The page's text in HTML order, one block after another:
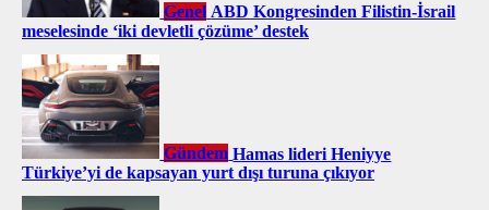
Genel ABD Kongresinden Filistin-İsrail
meselesinde ‘iki devletli çözüme’ destek
Gündem Hamas lideri Heniyye
Türkiye’yi de kapsayan yurt dışı turuna çıkıyor